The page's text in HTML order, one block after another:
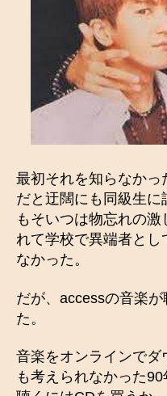
最初それを知らなかっ
だと迂闊にも同級生
もそいつは物忘れの
れて学校で異端者とし
なかった。
だが、accessの音楽
た。
音楽をオンラインで
も考えられなかった90